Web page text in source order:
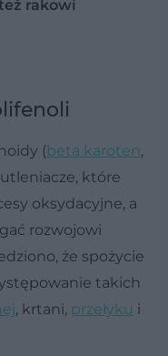
rakowi
(beta karoten,
które
oksydacyjne, a
rozwojowi
że spożycie
takich
, krtani, przełyku i